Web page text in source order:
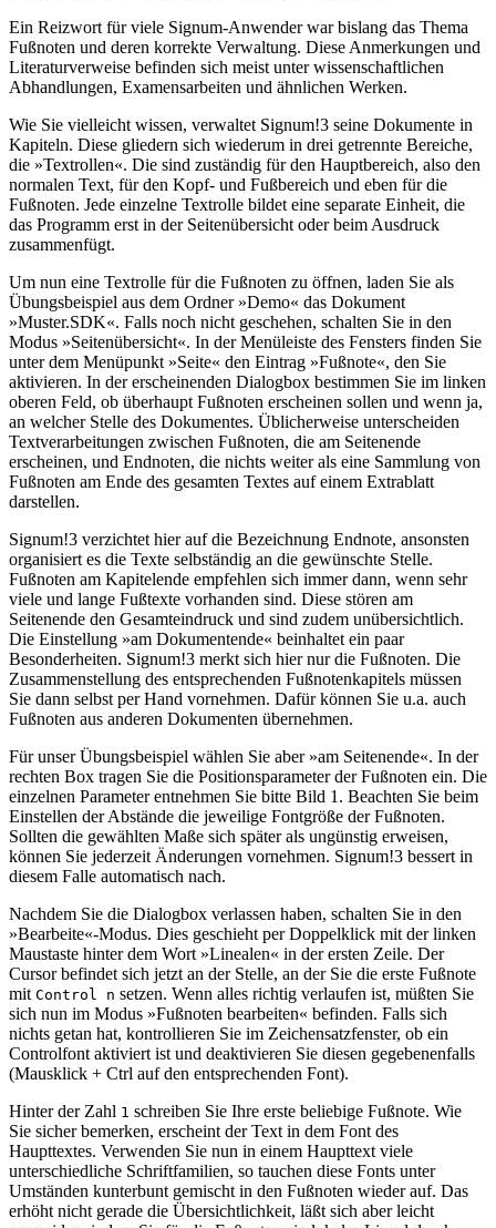
Ein Reizwort für viele Signum-Anwender war bislang das Thema
Fußnoten und deren korrekte Verwaltung. Diese Anmerkungen und
Literaturverweise befinden sich meist unter wissenschaftlichen
Abhandlungen, Examensarbeiten und ähnlichen Werken.
Wie Sie vielleicht wissen, verwaltet Signum!3 seine Dokumente in
Kapiteln. Diese gliedern sich wiederum in drei getrennte Bereiche,
die »Textrollen«. Die sind zuständig für den Hauptbereich, also den
normalen Text, für den Kopf- und Fußbereich und eben für die
Fußnoten. Jede einzelne Textrolle bildet eine separate Einheit, die
das Programm erst in der Seitenübersicht oder beim Ausdruck
zusammenfügt.
Um nun eine Textrolle für die Fußnoten zu öffnen, laden Sie als
Übungsbeispiel aus dem Ordner »Demo« das Dokument
»Muster.SDK«. Falls noch nicht geschehen, schalten Sie in den
Modus »Seitenübersicht«. In der Menüleiste des Fensters finden Sie
unter dem Menüpunkt »Seite« den Eintrag »Fußnote«, den Sie
aktivieren. In der erscheinenden Dialogbox bestimmen Sie im linken
oberen Feld, ob überhaupt Fußnoten erscheinen sollen und wenn ja,
an welcher Stelle des Dokumentes. Üblicherweise unterscheiden
Textverarbeitungen zwischen Fußnoten, die am Seitenende
erscheinen, und Endnoten, die nichts weiter als eine Sammlung von
Fußnoten am Ende des gesamten Textes auf einem Extrablatt
darstellen.
Signum!3 verzichtet hier auf die Bezeichnung Endnote, ansonsten
organisiert es die Texte selbständig an die gewünschte Stelle.
Fußnoten am Kapitelende empfehlen sich immer dann, wenn sehr
viele und lange Fußtexte vorhanden sind. Diese stören am
Seitenende den Gesamteindruck und sind zudem unübersichtlich.
Die Einstellung »am Dokumentende« beinhaltet ein paar
Besonderheiten. Signum!3 merkt sich hier nur die Fußnoten. Die
Zusammenstellung des entsprechenden Fußnotenkapitels müssen
Sie dann selbst per Hand vornehmen. Dafür können Sie u.a. auch
Fußnoten aus anderen Dokumenten übernehmen.
Für unser Übungsbeispiel wählen Sie aber »am Seitenende«. In der
rechten Box tragen Sie die Positionsparameter der Fußnoten ein. Die
einzelnen Parameter entnehmen Sie bitte Bild 1. Beachten Sie beim
Einstellen der Abstände die jeweilige Fontgröße der Fußnoten.
Sollten die gewählten Maße sich später als ungünstig erweisen,
können Sie jederzeit Änderungen vornehmen. Signum!3 bessert in
diesem Falle automatisch nach.
Nachdem Sie die Dialogbox verlassen haben, schalten Sie in den
»Bearbeite«-Modus. Dies geschieht per Doppelklick mit der linken
Maustaste hinter dem Wort »Linealen« in der ersten Zeile. Der
Cursor befindet sich jetzt an der Stelle, an der Sie die erste Fußnote
mit Control n setzen. Wenn alles richtig verlaufen ist, müßten Sie
sich nun im Modus »Fußnoten bearbeiten« befinden. Falls sich
nichts getan hat, kontrollieren Sie im Zeichensatzfenster, ob ein
Controlfont aktiviert ist und deaktivieren Sie diesen gegebenenfalls
(Mausklick + Ctrl auf den entsprechenden Font).
Hinter der Zahl 1 schreiben Sie Ihre erste beliebige Fußnote. Wie
Sie sicher bemerken, erscheint der Text in dem Font des
Haupttextes. Verwenden Sie nun in einem Haupttext viele
unterschiedliche Schriftfamilien, so tauchen diese Fonts unter
Umständen kunterbunt gemischt in den Fußnoten wieder auf. Das
erhöht nicht gerade die Übersichtlichkeit, läßt sich aber leicht